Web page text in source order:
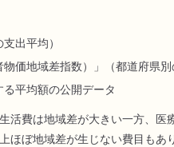
出平均）
価地域差指数）」（都道府県別
平均額の公開データ
活費は地域差が大きい一方、医
ほぼ地域差が生じない費目もあ